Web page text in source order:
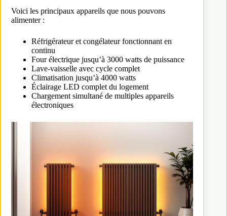
Voici les principaux appareils que nous pouvons
alimenter :
Réfrigérateur et congélateur fonctionnant en
continu
Four électrique jusqu’à 3000 watts de puissance
Lave-vaisselle avec cycle complet
Climatisation jusqu’à 4000 watts
Éclairage LED complet du logement
Chargement simultané de multiples appareils
électroniques